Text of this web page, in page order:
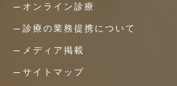
オンライン診療
診療の業務提携について
メディア掲載
サイトマップ